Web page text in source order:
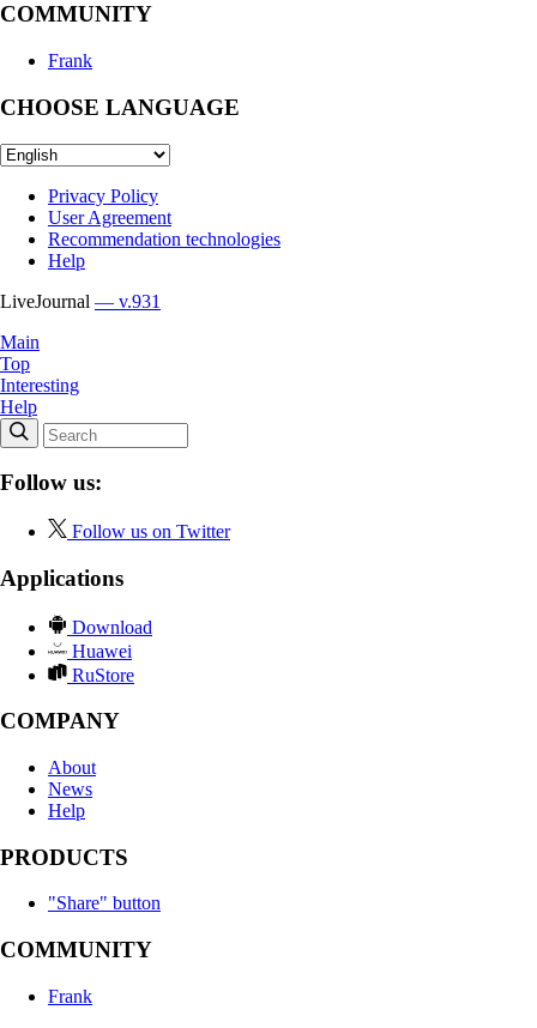
COMMUNITY
Frank
CHOOSE LANGUAGE
Privacy Policy
User Agreement
Recommendation technologies
Help
LiveJournal — v.931
Main
Top
Interesting
Help
Follow us:
Follow us on Twitter
Applications
Download
Huawei
RuStore
COMPANY
About
News
Help
PRODUCTS
"Share" button
COMMUNITY
Frank